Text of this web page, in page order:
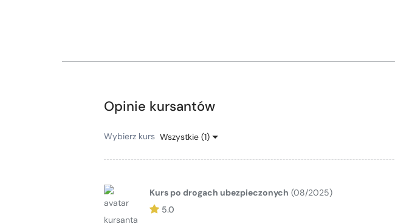
Opinie kursantów
Wybierz kurs Wszystkie (1)
Kurs po drogach ubezpieczonych (08/2025)
5.0